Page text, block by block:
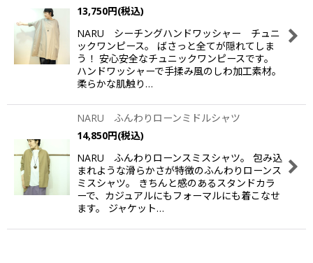
絞り込む
13,750円(税込)
NARU シーチングハンドワッシャー チュニ
ックワンピース。 ばさっと全てが隠れてしま
う！ 安心安全なチュニックワンピースです。
ハンドワッシャーで手揉み風のしわ加工素材。
柔らかな肌触り…
NARU ふんわりローンミドルシャツ
14,850円(税込)
NARU ふんわりローンスミスシャツ。 包み込
まれような滑らかさが特徴のふんわりローンス
ミスシャツ。 きちんと感のあるスタンドカラ
ーで、カジュアルにもフォーマルにも着こなせ
ます。 ジャケット…